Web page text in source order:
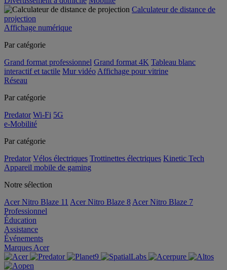
Calculateur de distance de
projection
Affichage numérique
Par catégorie
Grand format professionnel Grand format 4K Tableau blanc
interactif et tactile Mur vidéo Affichage pour vitrine
Réseau
Par catégorie
Predator Wi-Fi 5G
e-Mobilité
Par catégorie
Predator Vélos électriques Trottinettes électriques Kinetic Tech
Appareil mobile de gaming
Notre sélection
Acer Nitro Blaze 11 Acer Nitro Blaze 8 Acer Nitro Blaze 7
Professionnel
Éducation
Assistance
Événements
Marques Acer